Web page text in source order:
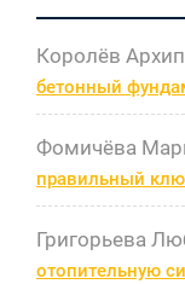
Королёв Архип
бетонный
Фомичёва
правильный
Григорьева
отопительную